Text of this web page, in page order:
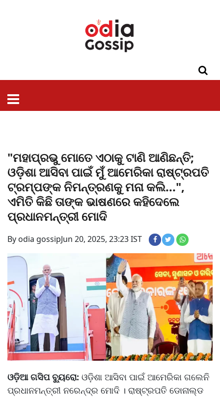
"ମହାପ୍ରଭୁ ମୋତେ ଏଠାକୁ ଟାଣି ଆଣିଛନ୍ତି;
ଓଡ଼ିଶା ଆସିବା ପାଇଁ ମୁଁ ଆମେରିକା ରାଷ୍ଟ୍ରପତି
ଟ୍ରମ୍ପଙ୍କ ନିମନ୍ତ୍ରଣକୁ ମନା କଲି...",
ଏମିତି କିଛି ତାଙ୍କ ଭାଷଣରେ କହିଦେଲେ
ପ୍ରଧାନମନ୍ତ୍ରୀ ମୋଦି
By odia gossipJun 20, 2025, 23:23 IST
ଓଡ଼ିଆ ଗସିପ ବ୍ୟୁରୋ: ଓଡ଼ିଶା ଆସିବା ପାଇଁ ଆମେରିକା ଗଲେନି
ପ୍ରଧାନମନ୍ତ୍ରୀ ନରେନ୍ଦ୍ର ମୋଦି । ରାଷ୍ଟ୍ରପତି ଡୋନାଲ୍ଡ